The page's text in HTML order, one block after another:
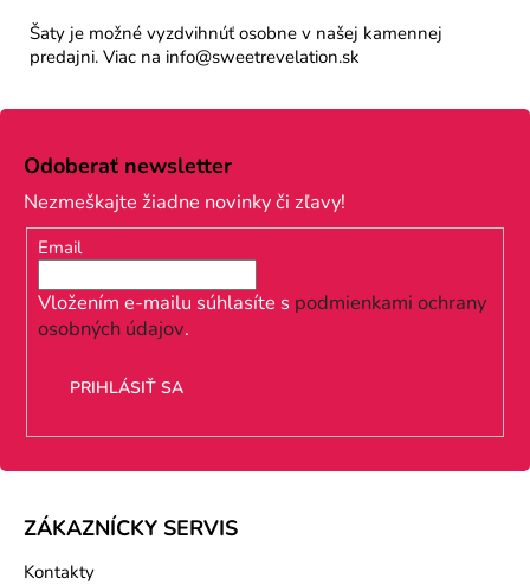
Šaty je možné vyzdvihnúť osobne v našej kamennej
predajni. Viac na info@sweetrevelation.sk
Z
Odoberať newsletter
Nezmeškajte žiadne novinky či zľavy!
Email
Vložením e-mailu súhlasíte s podmienkami ochrany
osobných údajov.
PRIHLÁSIŤ SA
ZÁKAZNÍCKY SERVIS
Kontakty